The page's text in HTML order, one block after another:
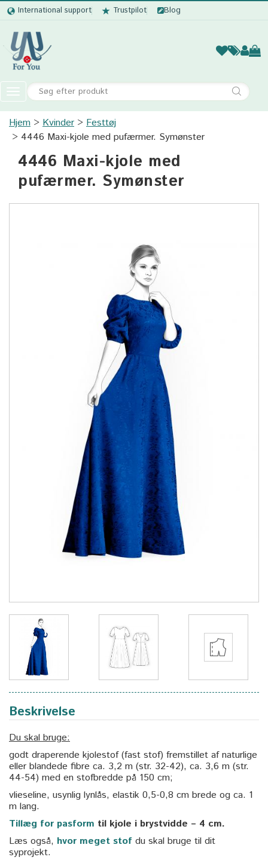
International support Trustpilot Blog
Kvinder
Toggle
navigation
Hjem Kvinder
Festtøj
4446 Maxi-kjole med pufærmer. Symønster
4446 Maxi-kjole med
pufærmer. Symønster
Beskrivelse
Du skal bruge:
godt draperende kjolestof (fast stof) fremstillet af naturlige
eller blandede fibre ca. 3,2 m (str. 32-42), ca. 3,6 m (str.
44-54) med en stofbredde på 150 cm;
vlieseline, usynlig lynlås, elastik 0,5-0,8 cm brede og ca. 1
m lang.
Tillæg for pasform til kjole i brystvidde – 4 cm.
Læs også, hvor meget stof du skal bruge til dit
syprojekt.